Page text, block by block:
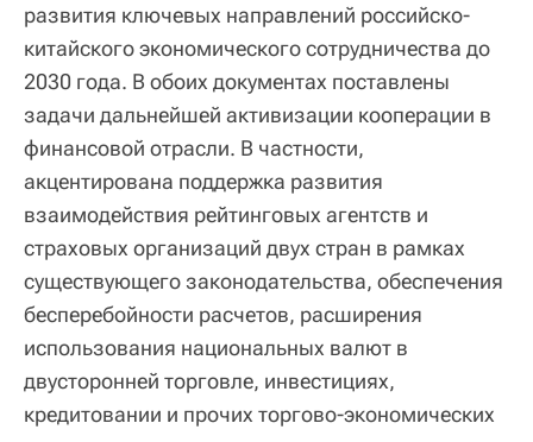
развития ключевых направлений российско-
китайского экономического сотрудничества до
2030 года. В обоих документах поставлены
задачи дальнейшей активизации кооперации в
финансовой отрасли. В частности,
акцентирована поддержка развития
взаимодействия рейтинговых агентств и
страховых организаций двух стран в рамках
существующего законодательства, обеспечения
бесперебойности расчетов, расширения
использования национальных валют в
двусторонней торговле, инвестициях,
кредитовании и прочих торгово-экономических